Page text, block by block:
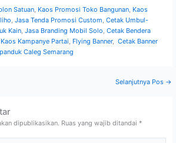
Satuan, Kaos Promosi Toko Bangunan, Kaos
, Jasa Tenda Promosi Custom, Cetak Umbul-
Kain, Jasa Branding Mobil Solo, Cetak Bendera
Kampanye Partai, Flying Banner, Cetak Banner
Caleg Semarang
Selanjutnya Pos →
dipublikasikan. Ruas yang wajib ditandai *